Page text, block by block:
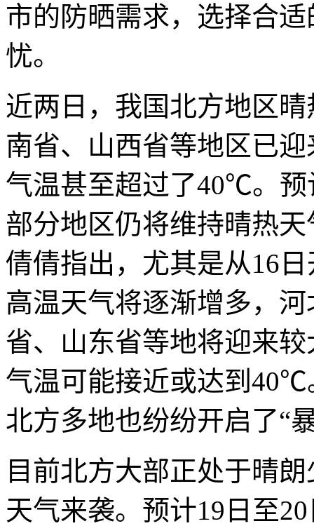
市的防晒需求，选择合
忧。
近两日，我国北方地区
南省、山西省等地区已
气温甚至超过了40℃。
部分地区仍将维持晴热
倩倩指出，尤其是从16
高温天气将逐渐增多，
省、山东省等地将迎来
气温可能接近或达到
北方多地也纷纷开启了“
目前北方大部正处于晴
天气来袭。预计19日至